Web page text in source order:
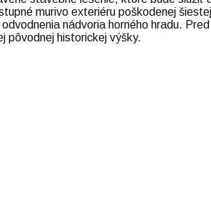
murivo exteriéru poškodenej
nádvoria horného hradu.
pôvodnej historickej výšky.